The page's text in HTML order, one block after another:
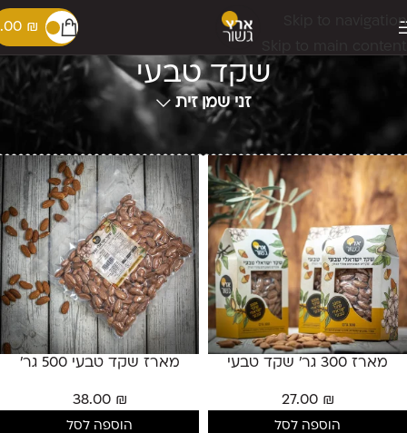
Skip to navigation
₪
שקד טבעי
זני שמן זית
שקד טבעי
מארז 300 גר' שקד טבעי
27.00 ₪
הוספה לסל
מארז שקד טבעי 500 גר’
38.00 ₪
הוספה לסל